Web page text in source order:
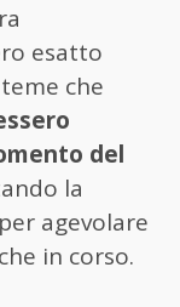
esatto
che
del
la
agevolare
in corso.